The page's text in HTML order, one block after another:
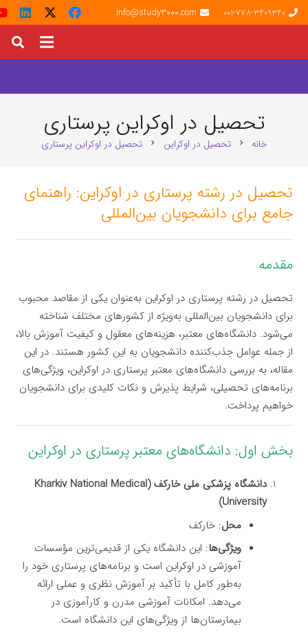
001-778-3409340
info@study3000.com
تحصیل در اوکراین پرستاری
خانه chevron_right تحصیل در اوکراین chevron_right تحصیل در اوکراین پرستاری
تحصیل در رشته پرستاری در اوکراین: راهنمای
جامع برای دانشجویان بین‌المللی
مقدمه
تحصیل در رشته پرستاری در اوکراین به‌عنوان یکی از مقاصد محبوب
برای دانشجویان بین‌المللی به‌ویژه از کشورهای مختلف شناخته
می‌شود. دانشگاه‌های معتبر، هزینه‌های معقول و کیفیت آموزش بالا،
از جمله عوامل جذب‌کننده دانشجویان به این کشور هستند. در این
مقاله، به بررسی دانشگاه‌های معتبر پرستاری در اوکراین، ویژگی‌های
برنامه‌های تحصیلی، شرایط پذیرش و نکات کلیدی برای دانشجویان
خواهیم پرداخت.
بخش اول: دانشگاه‌های معتبر پرستاری در اوکراین
دانشگاه پزشکی ملی خارکف (Kharkiv National Medical
University)
محل: خارکف
ویژگی‌ها: این دانشگاه یکی از قدیمی‌ترین مؤسسات
آموزشی در اوکراین است و برنامه‌های پرستاری خود را
به‌طور کامل با تأکید بر آموزش نظری و عملی ارائه
می‌دهد. امکانات آموزشی مدرن و کارآموزی در
بیمارستان‌ها از ویژگی‌های این دانشگاه است.